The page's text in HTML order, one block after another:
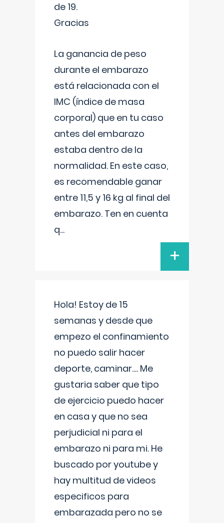
de 19.
Gracias
La ganancia de peso
durante el embarazo
está relacionada con el
IMC (índice de masa
corporal) que en tu caso
antes del embarazo
estaba dentro de la
normalidad. En este caso,
es recomendable ganar
entre 11,5 y 16 kg al final del
embarazo. Ten en cuenta
q...
+
Hola! Estoy de 15
semanas y desde que
empezo el confinamiento
no puedo salir hacer
deporte, caminar.... Me
gustaria saber que tipo
de ejercicio puedo hacer
en casa y que no sea
perjudicial ni para el
embarazo ni para mi. He
buscado por youtube y
hay multitud de videos
especificos para
embarazada pero no se